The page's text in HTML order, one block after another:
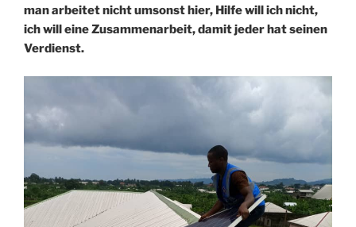
man arbeitet nicht umsonst hier, Hilfe will ich nicht,
ich will eine Zusammenarbeit, damit jeder hat seinen
Verdienst.